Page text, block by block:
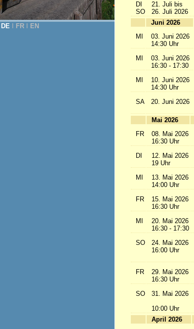
DE FR EN
DI
SO
21. Juli bis
26. Juli 2026
Juni 2026
MI
03. Juni 2026
14:30 Uhr
MI
03. Juni 2026
16:30 - 17:30
MI
10. Juni 2026
14:30 Uhr
SA
20. Juni 2026
Mai 2026
FR
08. Mai 2026
16:30 Uhr
DI
12. Mai 2026
19 Uhr
MI
13. Mai 2026
14:00 Uhr
FR
15. Mai 2026
16:30 Uhr
MI
20. Mai 2026
16:30 - 17:30
SO
24. Mai 2026
16:00 Uhr
FR
29. Mai 2026
16:30 Uhr
SO
31. Mai 2026
10:00 Uhr
April 2026